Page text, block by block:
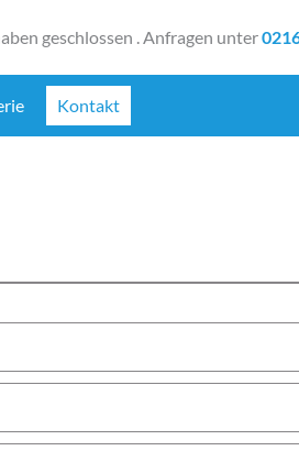
geschlossen . Anfragen unter
Kontakt